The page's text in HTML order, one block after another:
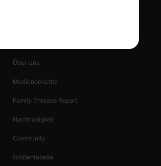
Über Uns
Medienberichte
Family Threads Report
Nachhaltigkeit
Community
Größentabelle